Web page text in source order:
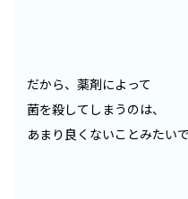
だから、薬剤によって
菌を殺してしまうのは、
あまり良くないことみたいで